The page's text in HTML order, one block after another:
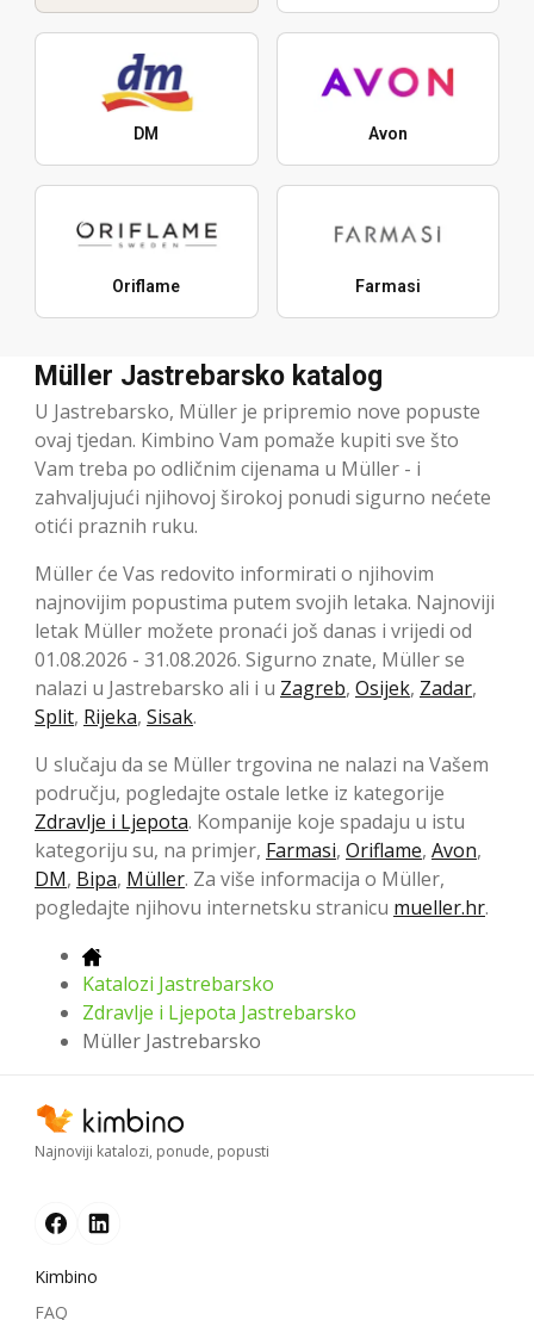
DM Avon
Oriflame Farmasi
Müller Jastrebarsko katalog
U Jastrebarsko, Müller je pripremio nove popuste
ovaj tjedan. Kimbino Vam pomaže kupiti sve što
Vam treba po odličnim cijenama u Müller - i
zahvaljujući njihovoj širokoj ponudi sigurno nećete
otići praznih ruku.
Müller će Vas redovito informirati o njihovim
najnovijim popustima putem svojih letaka. Najnoviji
letak Müller možete pronaći još danas i vrijedi od
01.08.2026 - 31.08.2026. Sigurno znate, Müller se
nalazi u Jastrebarsko ali i u Zagreb, Osijek, Zadar,
Split, Rijeka, Sisak.
U slučaju da se Müller trgovina ne nalazi na Vašem
području, pogledajte ostale letke iz kategorije
Zdravlje i Ljepota. Kompanije koje spadaju u istu
kategoriju su, na primjer, Farmasi, Oriflame, Avon,
DM, Bipa, Müller. Za više informacija o Müller,
pogledajte njihovu internetsku stranicu mueller.hr.
Katalozi Jastrebarsko
Zdravlje i Ljepota Jastrebarsko
Müller Jastrebarsko
Najnoviji katalozi, ponude, popusti
Kimbino
FAQ